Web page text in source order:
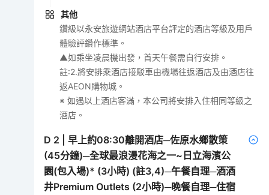
其他
鑽級以永安旅遊網站酒店平台評定的酒店等級及用戶
體驗評鑽作標準。
▲如乘坐凌晨機出發，首天午餐需自行安排。
註:2.將安排乘酒店接駁車由機場往返酒店及由酒店往
返AEON購物城。
※ 如遇以上酒店客滿，本公司將安排入住相同等級之
酒店。
D 2 |早上約08:30離開酒店─佐原水鄉散策
(45分鐘)─全球最浪漫花海之一~日立海濱公
園(包入場)* (3小時) (註3,4)─午餐自理─酒酒
井Premium Outlets (2小時)─晚餐自理─住宿